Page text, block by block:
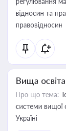
відносин та
правовідносин
Вища освіта
Про що тема:
системи вищої
Україні